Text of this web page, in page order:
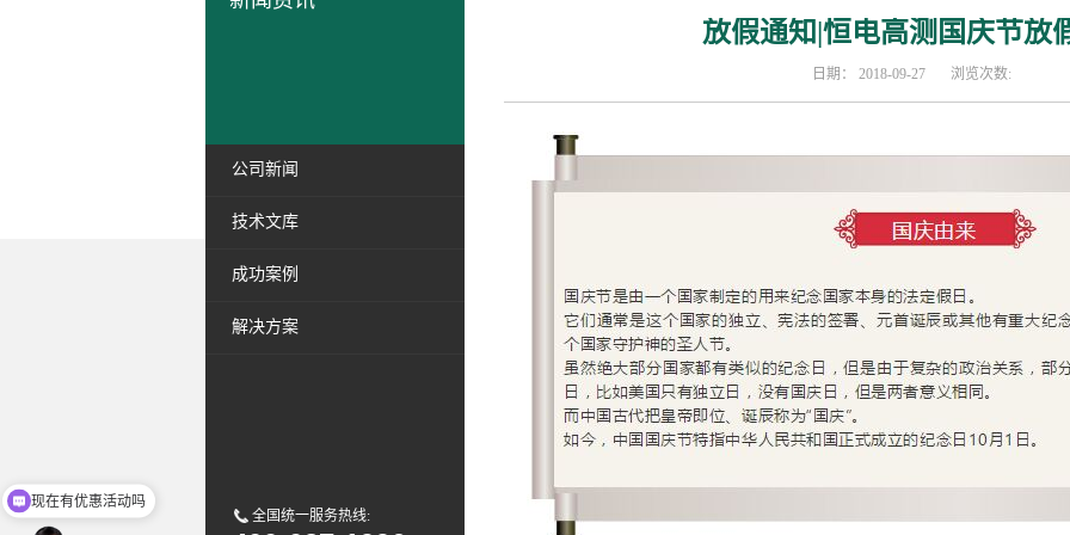
公司新闻
技术文库
成功案例
解决方案
全国统一服务热线:
放假通知|恒电高测国庆节放
日期： 2018-09-27 浏览次数:
可以介绍下你们的产品么
现在有优惠活动吗